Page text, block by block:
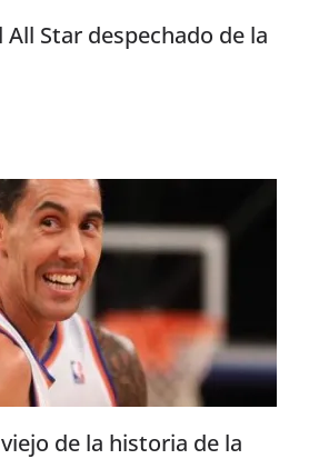
All Star despechado de la
de la historia de la